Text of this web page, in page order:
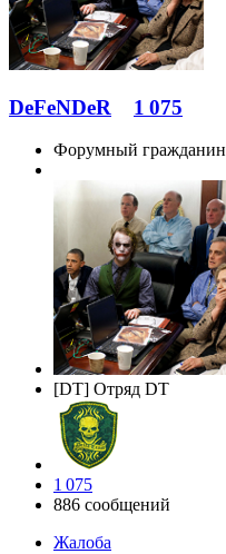
DeFeNDeR 1 075
Форумный гражданин
[DT] Отряд DT
1 075
886 сообщений
Жалоба